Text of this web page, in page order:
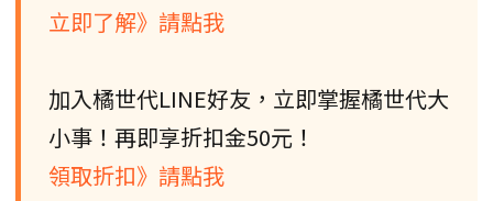
立即了解》請點我
加入橘世代LINE好友，立即掌握橘世代大
小事！再即享折扣金50元！
領取折扣》請點我